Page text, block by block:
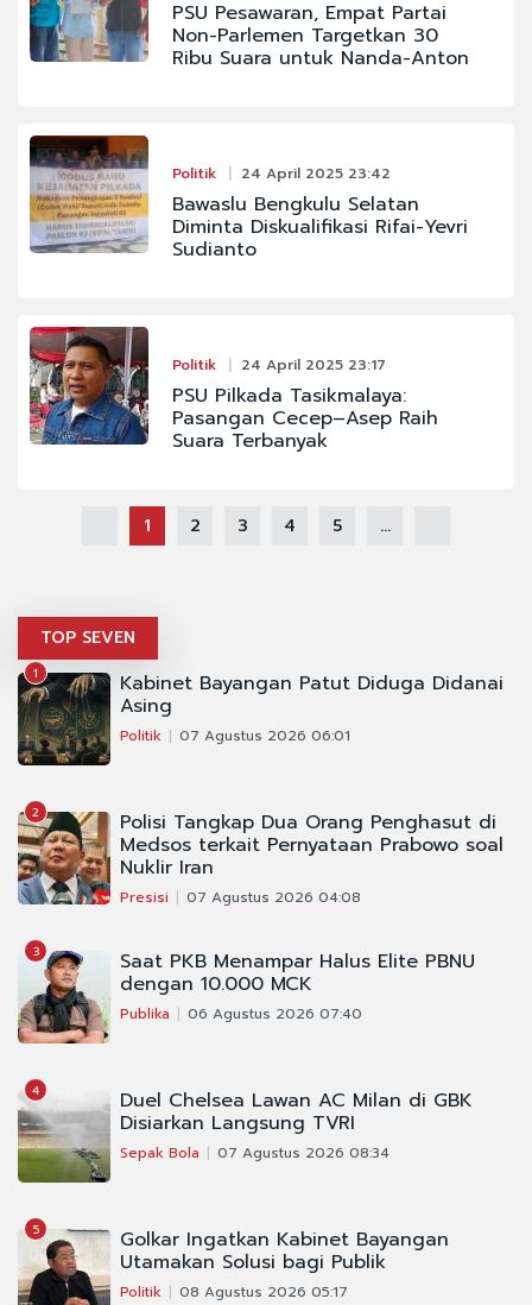
PSU Pesawaran, Empat Partai
Non-Parlemen Targetkan 30
Ribu Suara untuk Nanda-Anton
Politik 24 April 2025 23:42
Bawaslu Bengkulu Selatan
Diminta Diskualifikasi Rifai-Yevri
Sudianto
Politik 24 April 2025 23:17
PSU Pilkada Tasikmalaya:
Pasangan Cecep–Asep Raih
Suara Terbanyak
1 2 3 4 5 ...
TOP SEVEN
1 Kabinet Bayangan Patut Diduga Didanai
Asing
Politik 07 Agustus 2026 06:01
2 Polisi Tangkap Dua Orang Penghasut di
Medsos terkait Pernyataan Prabowo soal
Nuklir Iran
Presisi 07 Agustus 2026 04:08
3 Saat PKB Menampar Halus Elite PBNU
dengan 10.000 MCK
Publika 06 Agustus 2026 07:40
4 Duel Chelsea Lawan AC Milan di GBK
Disiarkan Langsung TVRI
Sepak Bola 07 Agustus 2026 08:34
5 Golkar Ingatkan Kabinet Bayangan
Utamakan Solusi bagi Publik
Politik 08 Agustus 2026 05:17